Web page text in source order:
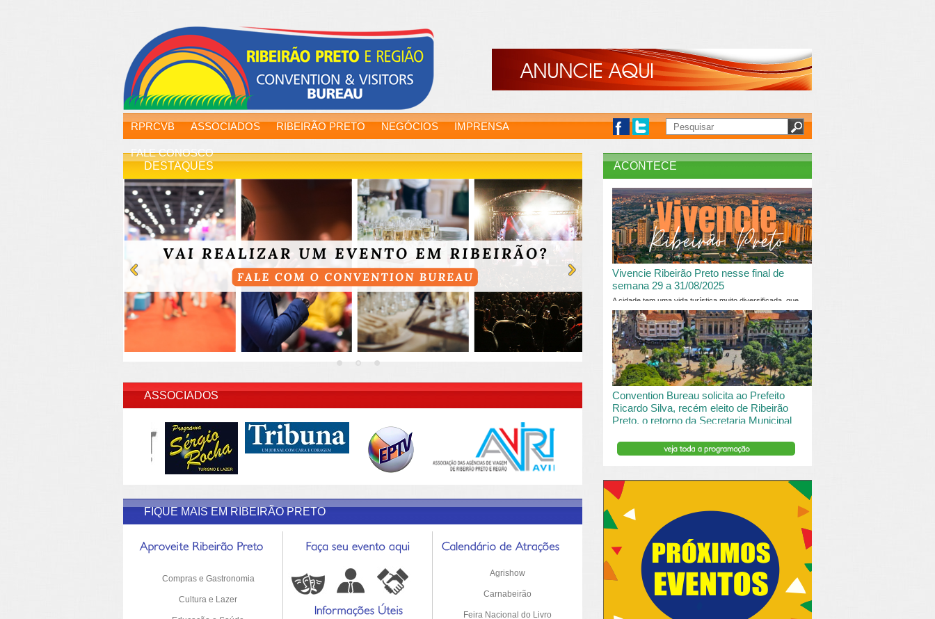
RPRCVB ASSOCIADOS RIBEIRÃO PRETO NEGÓCIOS IMPRENSA
FALE CONOSCO
DESTAQUES
INSERIR DESCRIÇÃO DO POST/PAGINAS
ASSOCIADOS
FIQUE MAIS EM RIBEIRÃO PRETO
Compras e Gastronomia
Cultura e Lazer
Agrishow
Carnabeirão
Feira Nacional do Livro
ACONTECE
Vivencie Ribeirão Preto nesse final de
semana 29 a 31/08/2025
A cidade tem uma vida turística muito diversificada, que
vai desde o turismo de saude à contemplação de
passaros....
Convention Bureau solicita ao Prefeito
Ricardo Silva, recém eleito de Ribeirão
Preto, o retorno da Secretaria Municipal
O Ribeirão Preto e Região Convention & Visitors Bureau